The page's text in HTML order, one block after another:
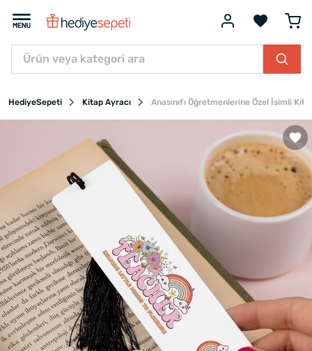
HediyeSepeti Kitap Ayracı Anasınıfı Öğretmenlerine Özel İsimli